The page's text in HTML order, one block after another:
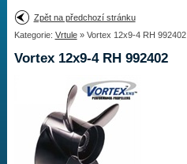
Provedení:
Výrobce:
Drážky na hřídeli:
Najít vrtuli
Zpět na předchozí stránku
Kategorie: Vrtule» Vortex 12x9-4 RH 992402
Vortex 12x9-4 RH 992402